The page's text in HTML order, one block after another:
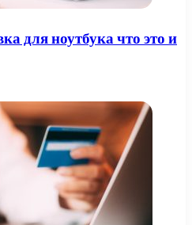
для ноутбука что это и